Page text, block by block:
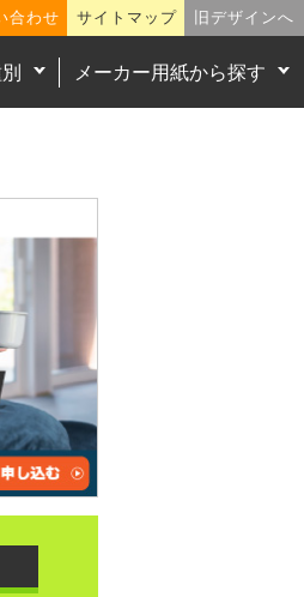
合わせ サイトマップ 旧デザインへ
メーカー用紙から探す